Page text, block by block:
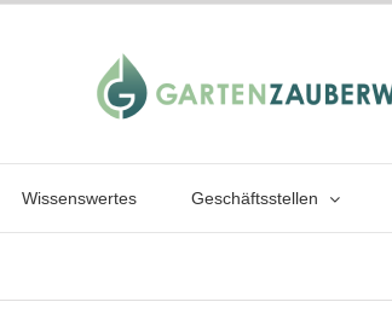
Wissenswertes Geschäftsstellen